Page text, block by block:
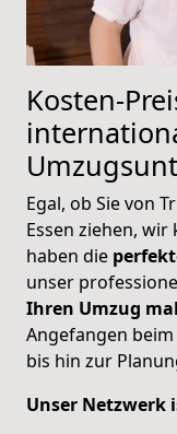
Kosten-
Egal, ob Sie von
Essen ziehen,
haben die
unser
Ihren Umzug
Angefangen
bis hin zur
Unser Netzwerk